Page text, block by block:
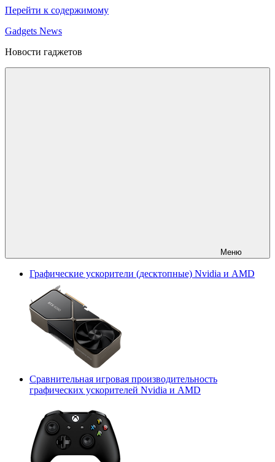
Перейти к содержимому
Gadgets News
Новости гаджетов
Меню
Графические ускорители (десктопные) Nvidia и AMD
Сравнительная игровая производительность
графических ускорителей Nvidia и AMD